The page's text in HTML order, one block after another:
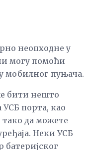
неопходне у
могу помоћи
мобилног пуњача.
бити нешто
УСБ порта, као
тако да можете
Неки УСБ
батеријског